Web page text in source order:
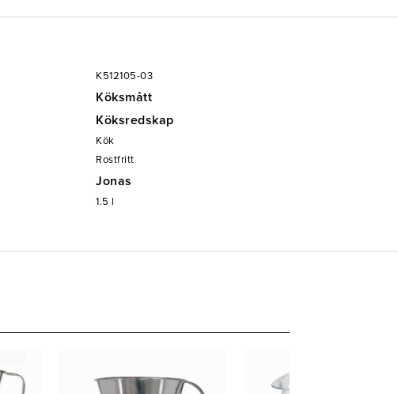
K512105-03
Köksmått
Köksredskap
Kök
Rostfritt
Jonas
1.5 l